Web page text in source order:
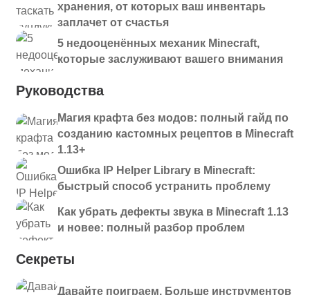
хранения, от которых ваш инвентарь
заплачет от счастья
5 недооценённых механик Minecraft,
которые заслуживают вашего внимания
Руководства
Магия крафта без модов: полный гайд по
созданию кастомных рецептов в Minecraft
1.13+
Ошибка IP Helper Library в Minecraft:
быстрый способ устранить проблему
Как убрать дефекты звука в Minecraft 1.13
и новее: полный разбор проблем
Секреты
Давайте поиграем. Больше инструментов